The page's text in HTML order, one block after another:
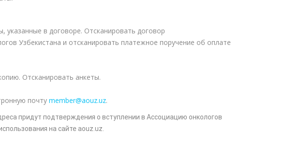
указанные в договоре. Отсканировать договор
Узбекистана и отсканировать платежное поручение об оплате
Отсканировать анкеты.
почту member@aouz.uz.
придут подтверждения о вступлении в Ассоциацию онкологов
на сайте aouz.uz.